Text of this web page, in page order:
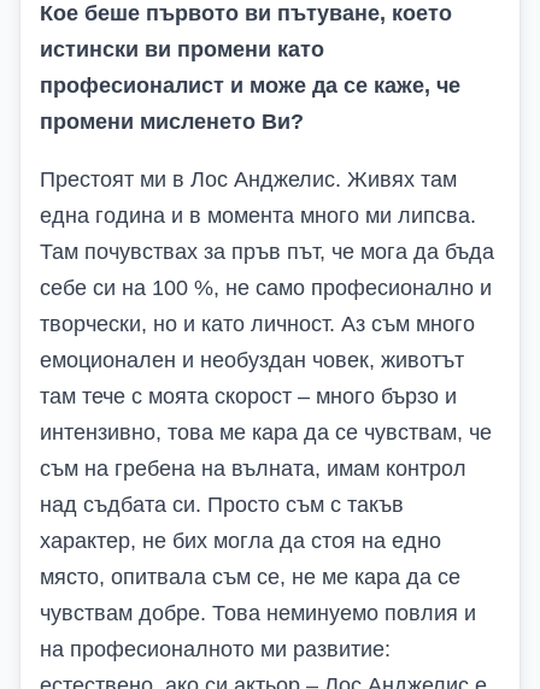
Кое беше първото ви пътуване, което
истински ви промени като
професионалист и може да се каже, че
промени мисленето Ви?
Престоят ми в Лос Анджелис. Живях там
една година и в момента много ми липсва.
Там почувствах за пръв път, че мога да бъда
себе си на 100 %, не само професионално и
творчески, но и като личност. Аз съм много
емоционален и необуздан човек, животът
там тече с моята скорост – много бързо и
интензивно, това ме кара да се чувствам, че
съм на гребена на вълната, имам контрол
над съдбата си. Просто съм с такъв
характер, не бих могла да стоя на едно
място, опитвала съм се, не ме кара да се
чувствам добре. Това неминуемо повлия и
на професионалното ми развитие: